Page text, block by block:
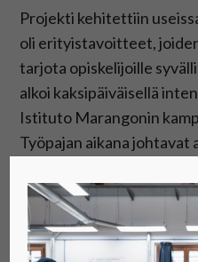
Projekti kehitettiin
oli erityistavoitteet,
tarjota opiskelijoille
alkoi kaksipäiväisellä
Istituto Marangonin
Työpajan aikana
työkaluja.
Cristina Souto Caviglia,
suunnittelutiimin johtaja